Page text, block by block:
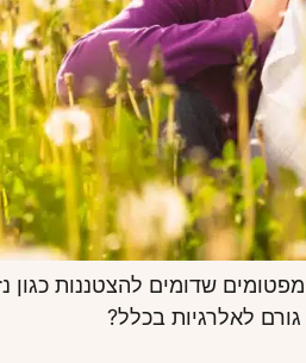
שדומים להצטננות כגון
לאלרגיות בכלל?